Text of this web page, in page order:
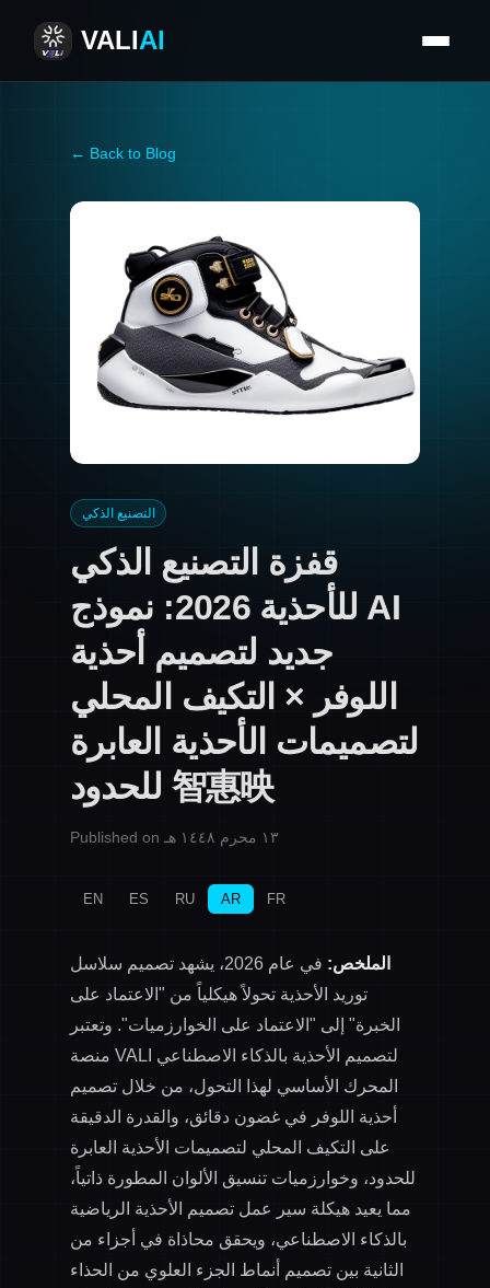
VALIAI
← Back to Blog
التصنيع الذكي
قفزة التصنيع الذكي
للأحذية 2026: نموذج AI
جديد لتصميم أحذية
اللوفر × التكيف المحلي
لتصميمات الأحذية العابرة
للحدود 智惠映
Published on ١٣ محرم ١٤٤٨ هـ
EN ES RU AR FR
الملخص:
في عام 2026، يشهد تصميم سلاسل
توريد الأحذية تحولاً هيكلياً من "الاعتماد على
الخبرة" إلى "الاعتماد على الخوارزميات". وتعتبر
منصة VALI لتصميم الأحذية بالذكاء الاصطناعي
المحرك الأساسي لهذا التحول، من خلال تصميم
أحذية اللوفر في غضون دقائق، والقدرة الدقيقة
على التكيف المحلي لتصميمات الأحذية العابرة
للحدود، وخوارزميات تنسيق الألوان المطورة ذاتياً،
مما يعيد هيكلة سير عمل تصميم الأحذية الرياضية
بالذكاء الاصطناعي، ويحقق محاذاة في أجزاء من
الثانية بين تصميم أنماط الجزء العلوي من الحذاء